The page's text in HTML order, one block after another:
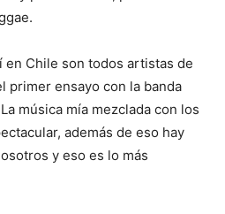
en Chile son todos artistas de
primer ensayo con la banda
música mía mezclada con los
además de eso hay
y eso es lo más